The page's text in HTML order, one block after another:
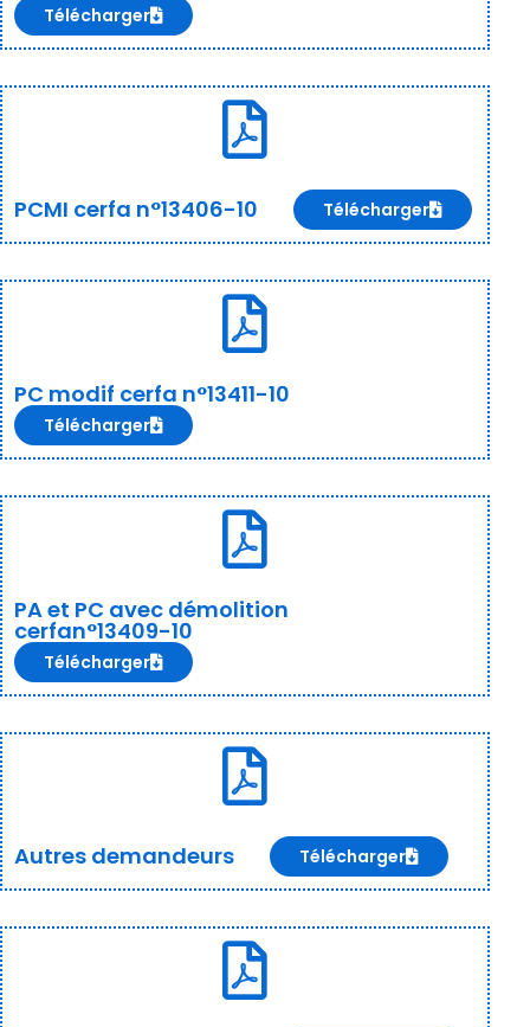
Télécharger
PCMI cerfa n°13406-10 Télécharger
PC modif cerfa n°13411-10
Télécharger
PA et PC avec démolition
cerfan°13409-10
Télécharger
Autres demandeurs Télécharger